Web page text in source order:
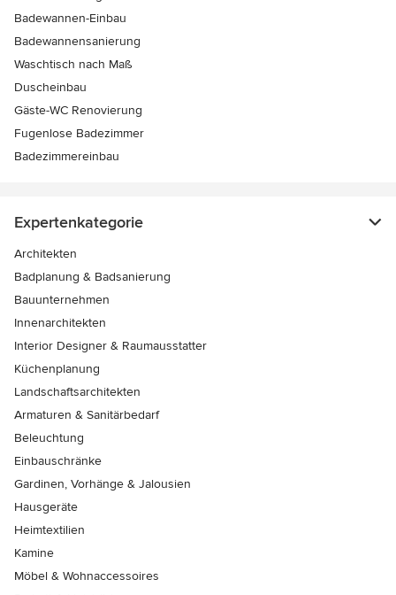
Badewannen-Einbau
Badewannensanierung
Waschtisch nach Maß
Duscheinbau
Gäste-WC Renovierung
Fugenlose Badezimmer
Badezimmereinbau
Expertenkategorie
Architekten
Badplanung & Badsanierung
Bauunternehmen
Innenarchitekten
Interior Designer & Raumausstatter
Küchenplanung
Landschaftsarchitekten
Armaturen & Sanitärbedarf
Beleuchtung
Einbauschränke
Gardinen, Vorhänge & Jalousien
Hausgeräte
Heimtextilien
Kamine
Möbel & Wohnaccessoires